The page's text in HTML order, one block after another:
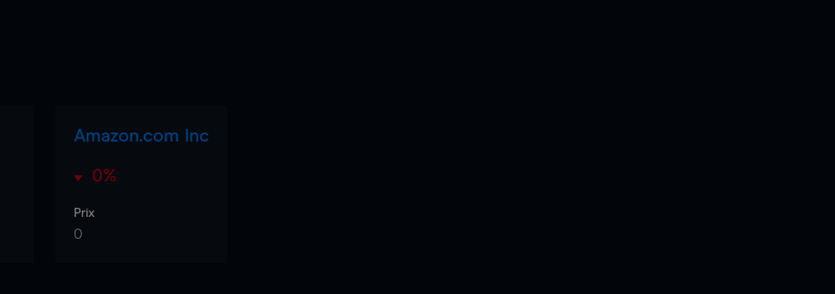
Amazon.com Inc
0%
Prix
0